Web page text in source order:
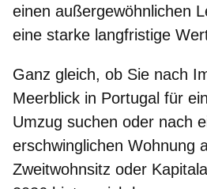
einen außergewöhnlichen
eine starke langfristige
Ganz gleich, ob Sie nach
Meerblick in Portugal für
Umzug suchen oder nach
erschwinglichen Wohnung
Zweitwohnsitz oder